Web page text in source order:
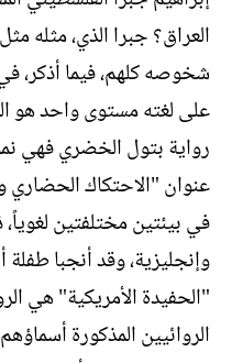
العراق؟ جبرا الذي، مثله
شخوصه كلهم، فيما أذكر،
على لغته مستوى واحد هو
رواية بتول الخضري فهي
عنوان "الاحتكاك الحضاري
في بيئتين مختلفتين
وإنجليزية، وقد أنجبا
"الحفيدة الأمريكية" هي
الروائيين المذكورة